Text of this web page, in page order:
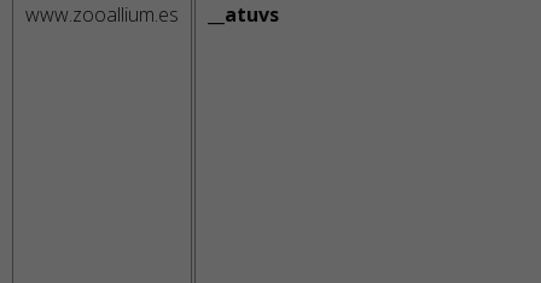
www.zooallium.es __atuvs